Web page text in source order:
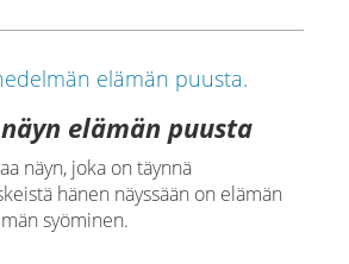
elämän puusta
näyn, joka on täynnä
hänen näyssään on elämän
syöminen.